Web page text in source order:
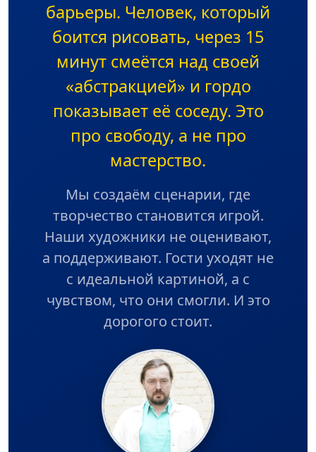
барьеры. Человек, который
боится рисовать, через 15
минут смеётся над своей
«абстракцией» и гордо
показывает её соседу. Это
про свободу, а не про
мастерство.
Мы создаём сценарии, где
творчество становится игрой.
Наши художники не оценивают,
а поддерживают. Гости уходят не
с идеальной картиной, а с
чувством, что они смогли. И это
дорогого стоит.